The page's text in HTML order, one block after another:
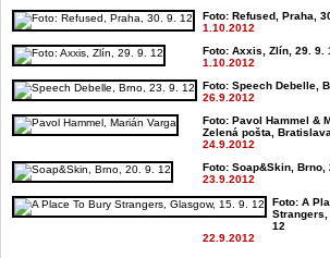
Foto: Refused, Praha,
1.10.2012
Foto: Axxis, Zlín, 29. 9.
1.10.2012
Foto: Speech Debelle,
26.9.2012
Foto: Pavol Hammel &
Zelená pošta,
24.9.2012
Foto: Soap&Skin, Brno,
23.9.2012
Foto: A
Strangers,
12
22.9.2012